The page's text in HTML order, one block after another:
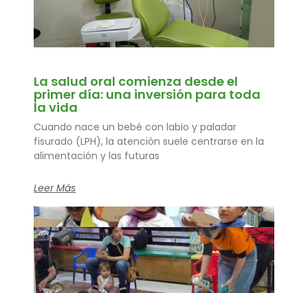
La salud oral comienza desde el
primer día: una inversión para toda
la vida
Cuando nace un bebé con labio y paladar
fisurado (LPH), la atención suele centrarse en la
alimentación y las futuras
Leer Más